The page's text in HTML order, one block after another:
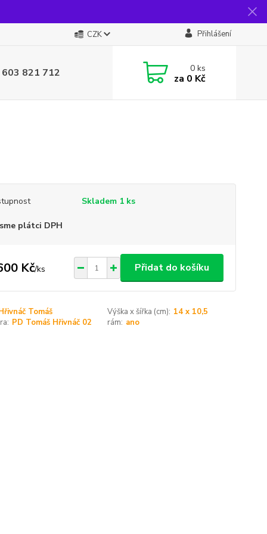
CZK Přihlášení
821 712 0ks
za 0 Kč
Skladem 1 ks
plátci DPH
Kč/ks Přidat do košíku
Tomáš Výška x šířka (cm): 14 x 10,5
PD Tomáš Hřivnáč 02 rám: ano